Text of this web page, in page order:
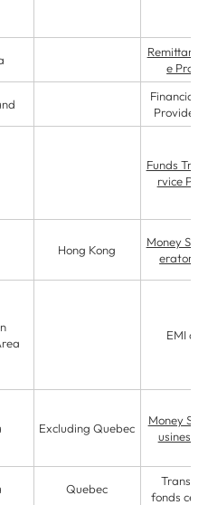
e
Financial
Providers
Funds
rvice
Hong Kong
Money
erator
EMI
Excluding Quebec
Money
usiness
Quebec
fonds